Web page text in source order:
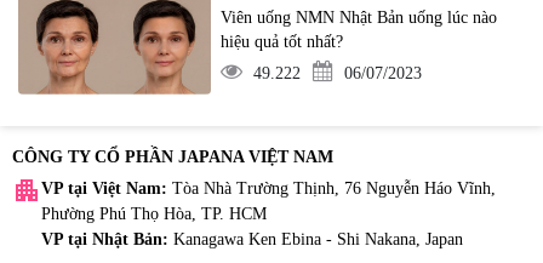
Viên uống NMN Nhật Bản uống lúc nào
hiệu quả tốt nhất?
49.222
06/07/2023
CÔNG TY CỔ PHẦN JAPANA VIỆT NAM
apartment VP tại Việt Nam: Tòa Nhà Trường Thịnh, 76 Nguyễn Háo Vĩnh,
Phường Phú Thọ Hòa, TP. HCM
VP tại Nhật Bản: Kanagawa Ken Ebina - Shi Nakana, Japan